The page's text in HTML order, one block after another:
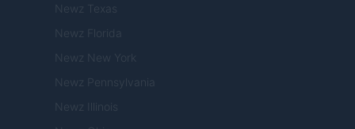
Newz Texas
Newz Florida
Newz New York
Newz Pennsylvania
Newz Illinois